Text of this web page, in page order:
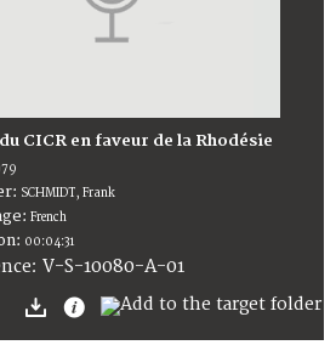
CICR en faveur de la Rhodésie
SCHMIDT, Frank
French
00:04:31
V-S-10080-A-01